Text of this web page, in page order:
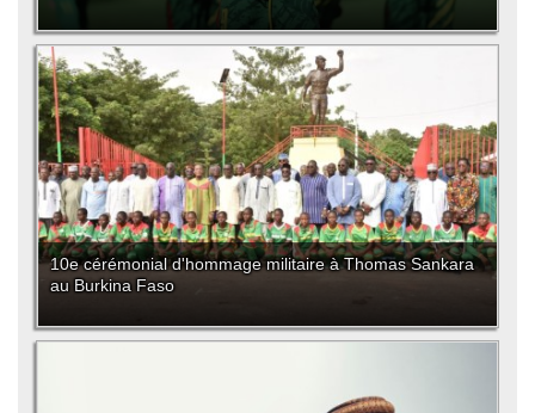
10e cérémonial d'hommage militaire à Thomas Sankara
au Burkina Faso